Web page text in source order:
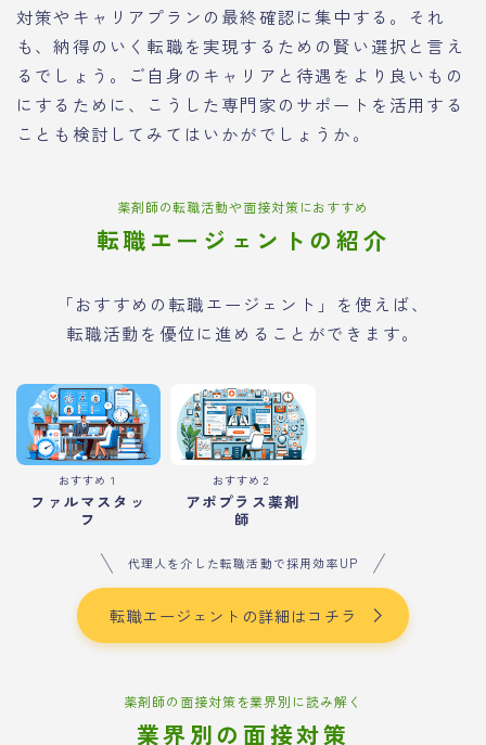
対策やキャリアプランの最終確認に集中する。それ
も、納得のいく転職を実現するための賢い選択と言え
るでしょう。ご自身のキャリアと待遇をより良いもの
にするために、こうした専門家のサポートを活用する
ことも検討してみてはいかがでしょうか。
薬剤師の転職活動や面接対策におすすめ
転職エージェントの紹介
「おすすめの転職エージェント」を使えば、
転職活動を優位に進めることができます。
おすすめ１
ファルマスタッ
フ
おすすめ２
アポプラス薬剤
師
代理人を介した転職活動で採用効率UP
転職エージェントの詳細はコチラ
薬剤師の面接対策を業界別に読み解く
業界別の面接対策